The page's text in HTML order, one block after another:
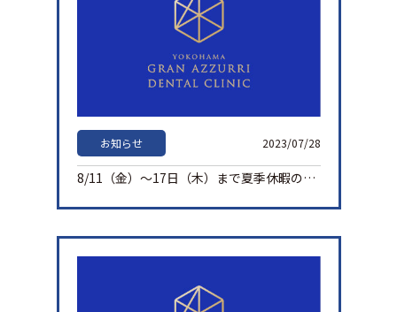
お知らせ 2023/07/28
8/11（金）～17日（木）まで夏季休暇の為、休診とさせて頂きます。